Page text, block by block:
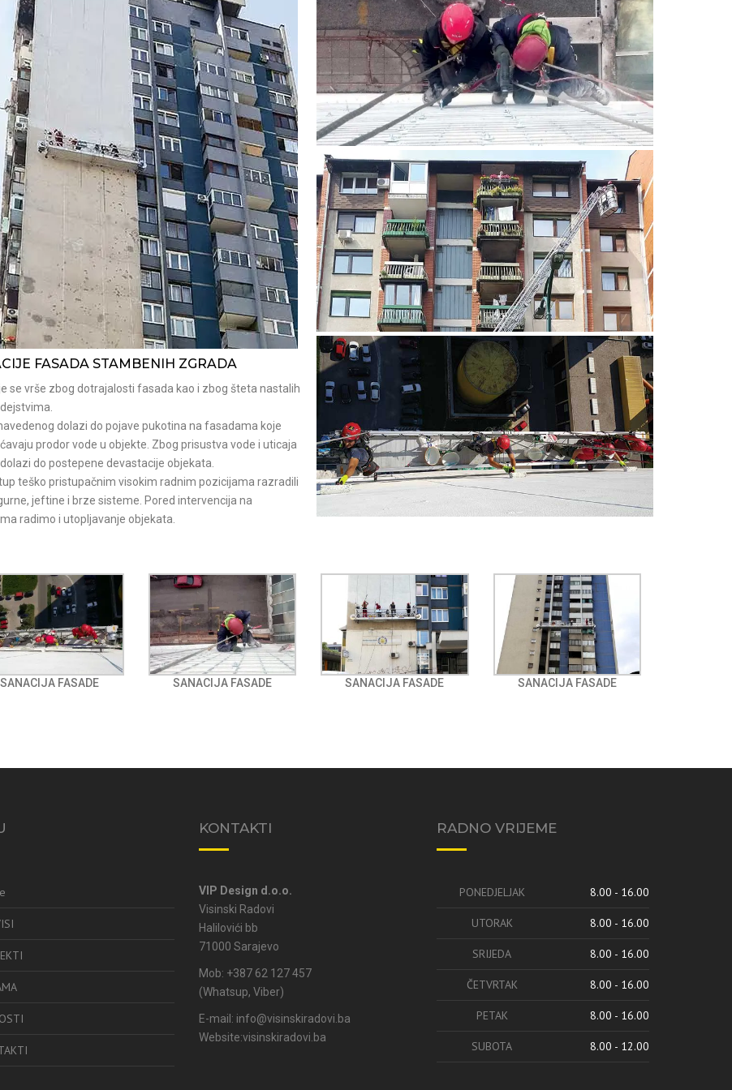
FASADA STAMBENIH ZGRADA
se vrše zbog dotrajalosti fasada kao i zbog šteta nastalih
dolazi do pojave pukotina na fasadama koje
prodor vode u objekte. Zbog prisustva vode i uticaja
do postepene devastacije objekata.
teško pristupačnim visokim radnim pozicijama razradili
jeftine i brze sisteme. Pored intervencija na
radimo i utopljavanje objekata.
SANACIJA FASADE SANACIJA FASADE SANACIJA FASADE SANACIJA FASADE
KONTAKTI
VIP Design d.o.o.
Visinski Radovi
Halilovići bb
71000 Sarajevo
Mob: +387 62 127 457
(Whatsup, Viber)
E-mail: info@visinskiradovi.ba
Website:visinskiradovi.ba
RADNO VRIJEME
PONEDJELJAK 8.00 - 16.00
UTORAK 8.00 - 16.00
SRIJEDA 8.00 - 16.00
ČETVRTAK 8.00 - 16.00
PETAK 8.00 - 16.00
SUBOTA 8.00 - 12.00